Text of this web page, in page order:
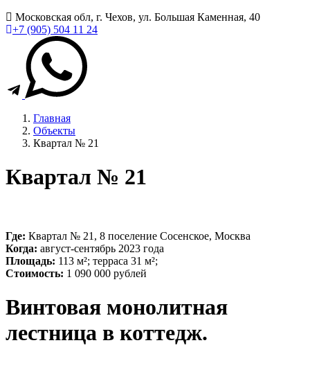
Московская обл, г. Чехов, ул. Большая Каменная, 40
+7 (905) 504 11 24
Главная
Объекты
Квартал № 21
Квартал № 21
Где: Квартал № 21, 8 поселение Сосенское, Москва
Когда: август-сентябрь 2023 года
Площадь: 113 м²; терраса 31 м²;
Стоимость: 1 090 000 рублей
Винтовая монолитная
лестница в коттедж.